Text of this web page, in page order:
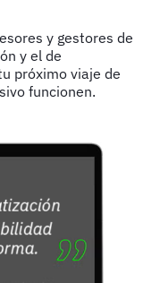
y gestores de
y el de
próximo viaje de
funcionen.